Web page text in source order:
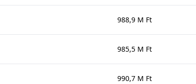
988,9 M Ft
985,5 M Ft
990,7 M Ft